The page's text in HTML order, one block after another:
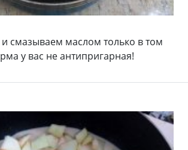
смазываем маслом только в том
у вас не антипригарная!